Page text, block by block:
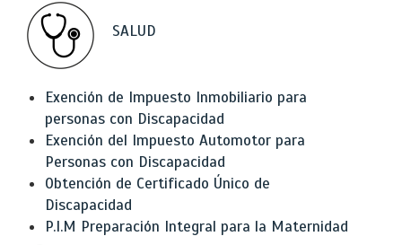
SALUD
Exención de Impuesto Inmobiliario para
personas con Discapacidad
Exención del Impuesto Automotor para
Personas con Discapacidad
Obtención de Certificado Único de
Discapacidad
P.I.M Preparación Integral para la Maternidad